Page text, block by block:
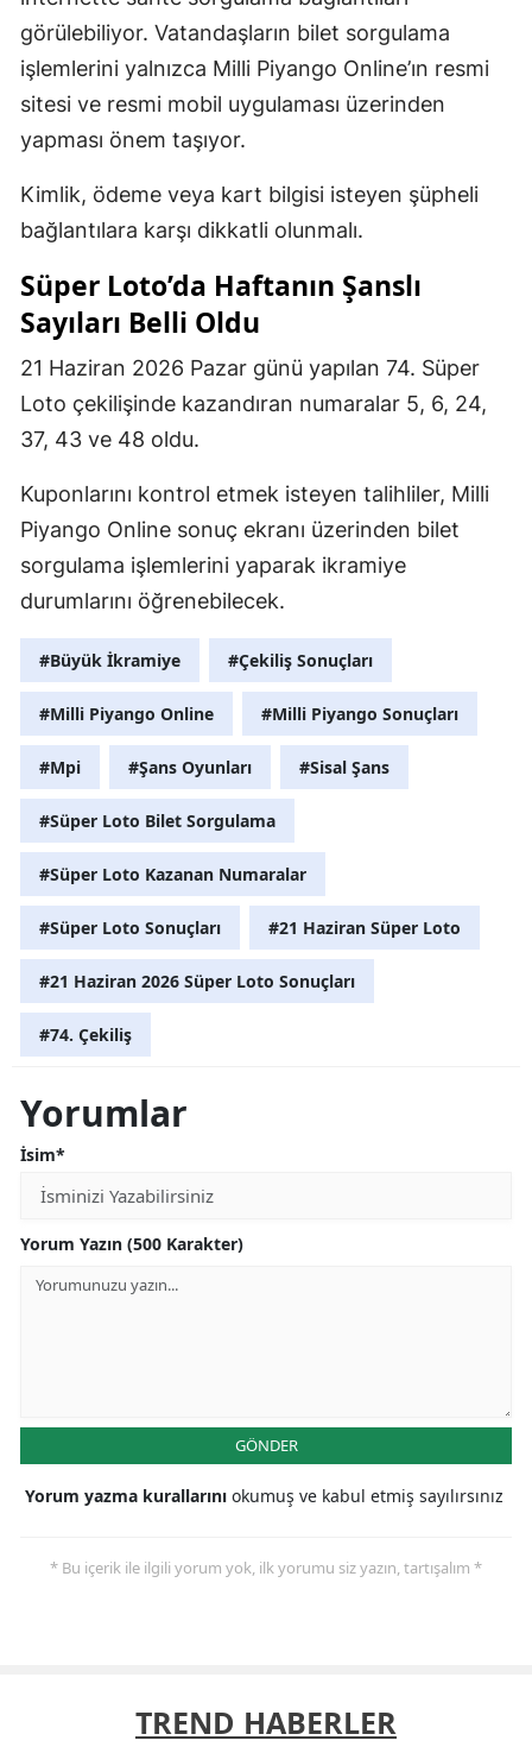
görülebiliyor. Vatandaşların bilet sorgulama
işlemlerini yalnızca Milli Piyango Online’ın resmi
sitesi ve resmi mobil uygulaması üzerinden
yapması önem taşıyor.
Kimlik, ödeme veya kart bilgisi isteyen şüpheli
bağlantılara karşı dikkatli olunmalı.
Süper Loto’da Haftanın Şanslı
Sayıları Belli Oldu
21 Haziran 2026 Pazar günü yapılan 74. Süper
Loto çekilişinde kazandıran numaralar 5, 6, 24,
37, 43 ve 48 oldu.
Kuponlarını kontrol etmek isteyen talihliler, Milli
Piyango Online sonuç ekranı üzerinden bilet
sorgulama işlemlerini yaparak ikramiye
durumlarını öğrenebilecek.
#Büyük İkramiye #Çekiliş Sonuçları
#Milli Piyango Online #Milli Piyango Sonuçları
#Mpi #Şans Oyunları #Sisal Şans
#Süper Loto Bilet Sorgulama
#Süper Loto Kazanan Numaralar
#Süper Loto Sonuçları #21 Haziran Süper Loto
#21 Haziran 2026 Süper Loto Sonuçları
#74. Çekiliş
Yorumlar
İsim*
Yorum Yazın (500 Karakter)
GÖNDER
Yorum yazma kurallarını okumuş ve kabul etmiş sayılırsınız
* Bu içerik ile ilgili yorum yok, ilk yorumu siz yazın, tartışalım *
TREND HABERLER